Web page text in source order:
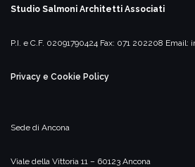
Studio Salmoni Architetti Associati
P.I. e C.F. 02091790424 Fax: 071 202208 Email:
Privacy e Cookie Policy
Sede di Ancona
Viale della Vittoria 11 – 60123 Ancona